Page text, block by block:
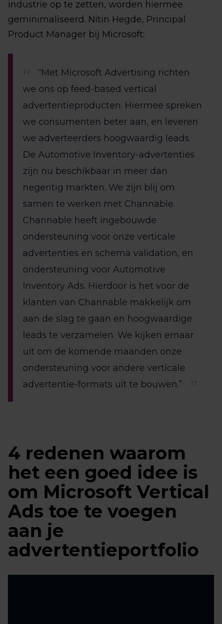
industrie op te zetten, worden hiermee
geminimaliseerd. Nitin Hegde, Principal
Product Manager bij Microsoft:
“Met Microsoft Advertising richten
we ons op feed-based vertical
advertentieproducten. Hiermee spreken
we consumenten beter aan, en leveren
we adverteerders hoogwaardig leads.
De Automotive Inventory-advertenties
zijn nu beschikbaar in meer dan
negentig markten. We zijn blij om
samen te werken met Channable.
Channable heeft ingebouwde
ondersteuning voor onze verticale
advertenties en schema validation, en
ondersteuning voor Automotive
Inventory Ads. Hierdoor is het voor de
klanten van Channable makkelijk om
aan de slag te gaan en hoogwaardige
leads te verzamelen. We kijken ernaar
uit om de komende maanden onze
ondersteuning voor andere verticale
advertentie-formats uit te bouwen.”
4 redenen waarom
het een goed idee is
om Microsoft Vertical
Ads toe te voegen
aan je
advertentieportfolio